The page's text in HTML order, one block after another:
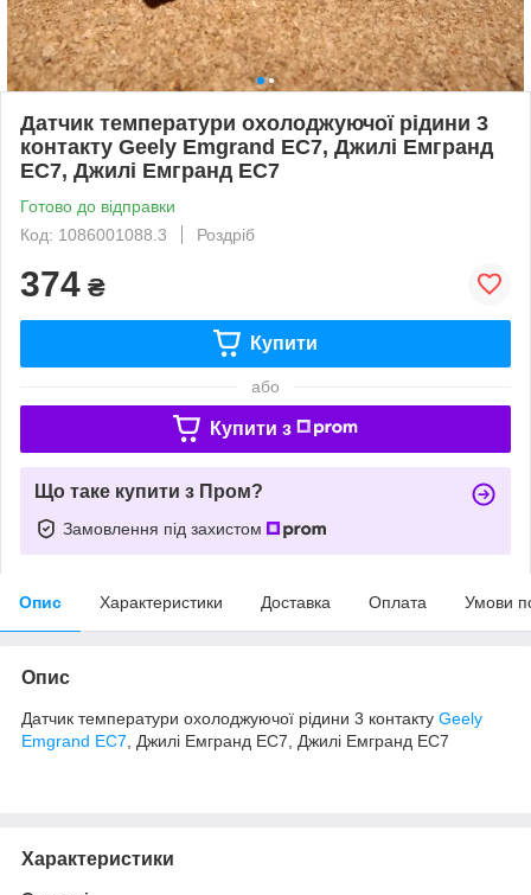
Датчик температури охолоджуючої рідини 3
контакту Geely Emgrand EC7, Джилі Емгранд
ЕС7, Джилі Емгранд ЕС7
Готово до відправки
Код: 1086001088.3
Роздріб
374 ₴
Купити
або
Купити з
Що таке купити з Пром?
Замовлення під захистом
Опис Характеристики Доставка Оплата Умови
Опис
Датчик температури охолоджуючої рідини 3 контакту Geely
Emgrand EC7 , Джилі Емгранд ЕС7, Джилі Емгранд ЕС7
Характеристики